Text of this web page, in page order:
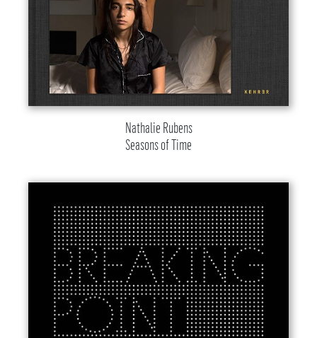
Nathalie Rubens
Seasons of Time